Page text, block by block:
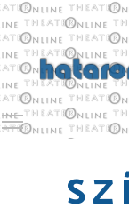
Toggle main